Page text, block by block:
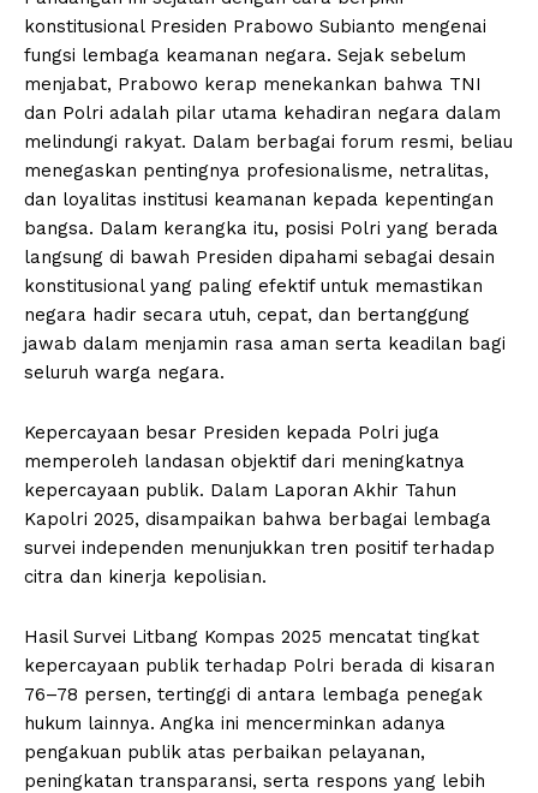
konstitusional Presiden Prabowo Subianto mengenai
fungsi lembaga keamanan negara. Sejak sebelum
menjabat, Prabowo kerap menekankan bahwa TNI
dan Polri adalah pilar utama kehadiran negara dalam
melindungi rakyat. Dalam berbagai forum resmi, beliau
menegaskan pentingnya profesionalisme, netralitas,
dan loyalitas institusi keamanan kepada kepentingan
bangsa. Dalam kerangka itu, posisi Polri yang berada
langsung di bawah Presiden dipahami sebagai desain
konstitusional yang paling efektif untuk memastikan
negara hadir secara utuh, cepat, dan bertanggung
jawab dalam menjamin rasa aman serta keadilan bagi
seluruh warga negara.
Kepercayaan besar Presiden kepada Polri juga
memperoleh landasan objektif dari meningkatnya
kepercayaan publik. Dalam Laporan Akhir Tahun
Kapolri 2025, disampaikan bahwa berbagai lembaga
survei independen menunjukkan tren positif terhadap
citra dan kinerja kepolisian.
Hasil Survei Litbang Kompas 2025 mencatat tingkat
kepercayaan publik terhadap Polri berada di kisaran
76–78 persen, tertinggi di antara lembaga penegak
hukum lainnya. Angka ini mencerminkan adanya
pengakuan publik atas perbaikan pelayanan,
peningkatan transparansi, serta respons yang lebih